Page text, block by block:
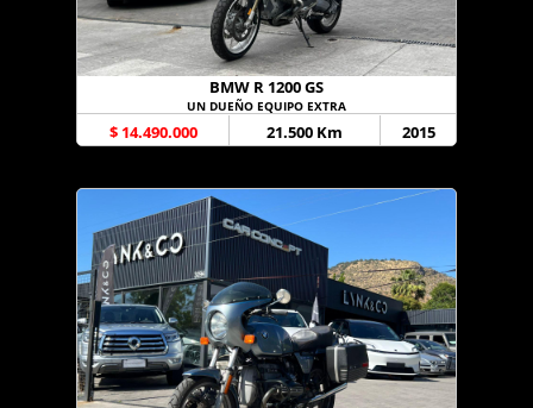
BMW R 1200 GS
UN DUEÑO EQUIPO EXTRA
$ 14.490.000 21.500 Km 2015